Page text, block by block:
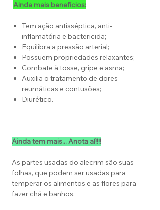
Ainda mais benefícios:
Tem ação antisséptica, anti-
inflamatória e bactericida;
Equilibra a pressão arterial;
Possuem propriedades relaxantes;
Combate à tosse, gripe e asma;
Auxilia o tratamento de dores
reumáticas e contusões;
Diurético.
Ainda tem mais... Anota aí!!!!
As partes usadas do alecrim são suas
folhas, que podem ser usadas para
temperar os alimentos e as flores para
fazer chá e banhos.